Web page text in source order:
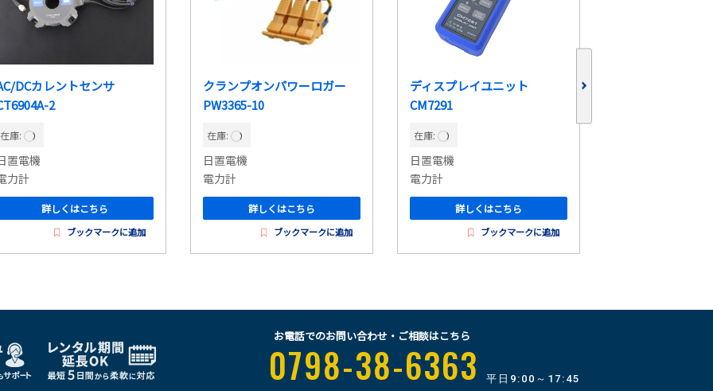
DCカレントセンサ
2
在庫:
置電機
力計
詳しくはこちら
ブックマークに追加
クランプオンパワーロガー
PW3365-10
在庫:
日置電機
電力計
詳しくはこちら
ブックマークに追加
ディスプレイユニット
CM7291
在庫:
日置電機
電力計
詳しくはこちら
ブックマークに追加
お電話でのお問い合わせ・ご相談はこちら
0798-38-6363 平日 9:00～17:45